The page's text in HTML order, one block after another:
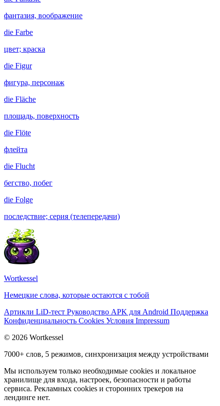
фантазия, воображение
die Farbe
цвет; краска
die Figur
фигура, персонаж
die Fläche
площадь, поверхность
die Flöte
флейта
die Flucht
бегство, побег
die Folge
последствие; серия (телепередачи)
Wortkessel
Немецкие слова, которые остаются с тобой
Артикли LiD-тест Руководство APK для Android Поддержка
Конфиденциальность Cookies Условия Impressum
© 2026 Wortkessel
7000+ слов, 5 режимов, синхронизация между устройствами
Мы используем только необходимые cookies и локальное
хранилище для входа, настроек, безопасности и работы
сервиса. Рекламных cookies и сторонних трекеров на
лендинге нет.